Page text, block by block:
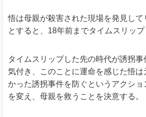
悟は母親が殺害された現場を発見して
とすると、18年前までタイムスリップ
タイムスリップした先の時代が誘拐事
気付き、このことに運命を感じた悟
かった誘拐事件を防ぐというアクシ
を変え、母親を救うことを決意する。